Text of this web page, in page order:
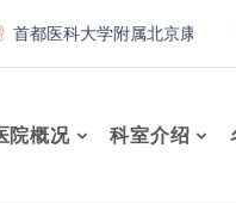
医科大学附属北京康复医院联
院概况 科室介绍